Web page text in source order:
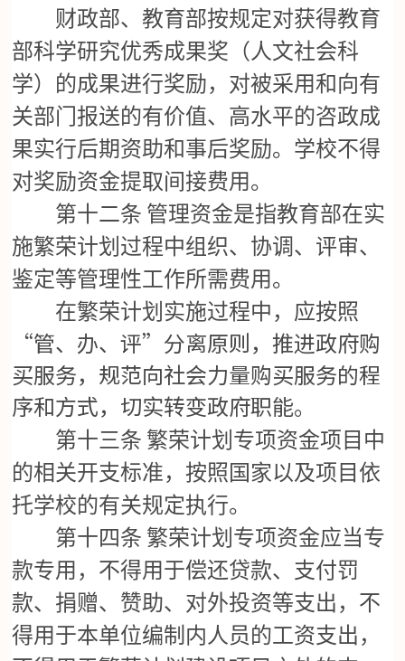
财政部、教育部按规定对获得教育
部科学研究优秀成果奖（人文社会科
学）的成果进行奖励，对被采用和向有
关部门报送的有价值、高水平的咨政成
果实行后期资助和事后奖励。学校不得
对奖励资金提取间接费用。
第十二条 管理资金是指教育部在实
施繁荣计划过程中组织、协调、评审、
鉴定等管理性工作所需费用。
在繁荣计划实施过程中，应按照
“管、办、评”分离原则，推进政府购
买服务，规范向社会力量购买服务的程
序和方式，切实转变政府职能。
第十三条 繁荣计划专项资金项目中
的相关开支标准，按照国家以及项目依
托学校的有关规定执行。
第十四条 繁荣计划专项资金应当专
款专用，不得用于偿还贷款、支付罚
款、捐赠、赞助、对外投资等支出，不
得用于本单位编制内人员的工资支出，